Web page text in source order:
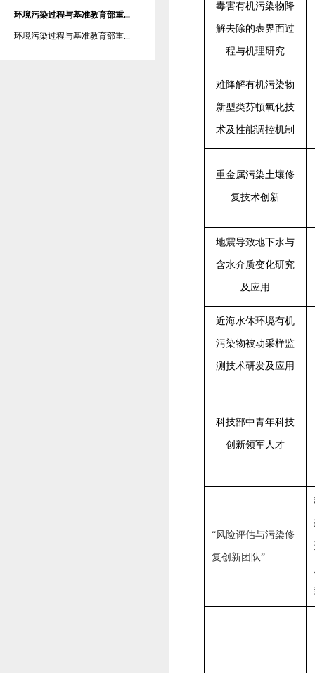
环境污染过程与基准教育部重...
环境污染过程与基准教育部重...
毒害有机污染物降
解去除的表界面过
程与机理研究
难降解有机污染物
新型类芬顿氧化技
术及性能调控机制
重金属污染土壤修
复技术创新
地震导致地下水与
含水介质变化研究
及应用
近海水体环境有机
污染物被动采样监
测技术研发及应用
科技部中青年科技
创新领军人才
“风险评估与污染修
复创新团队”